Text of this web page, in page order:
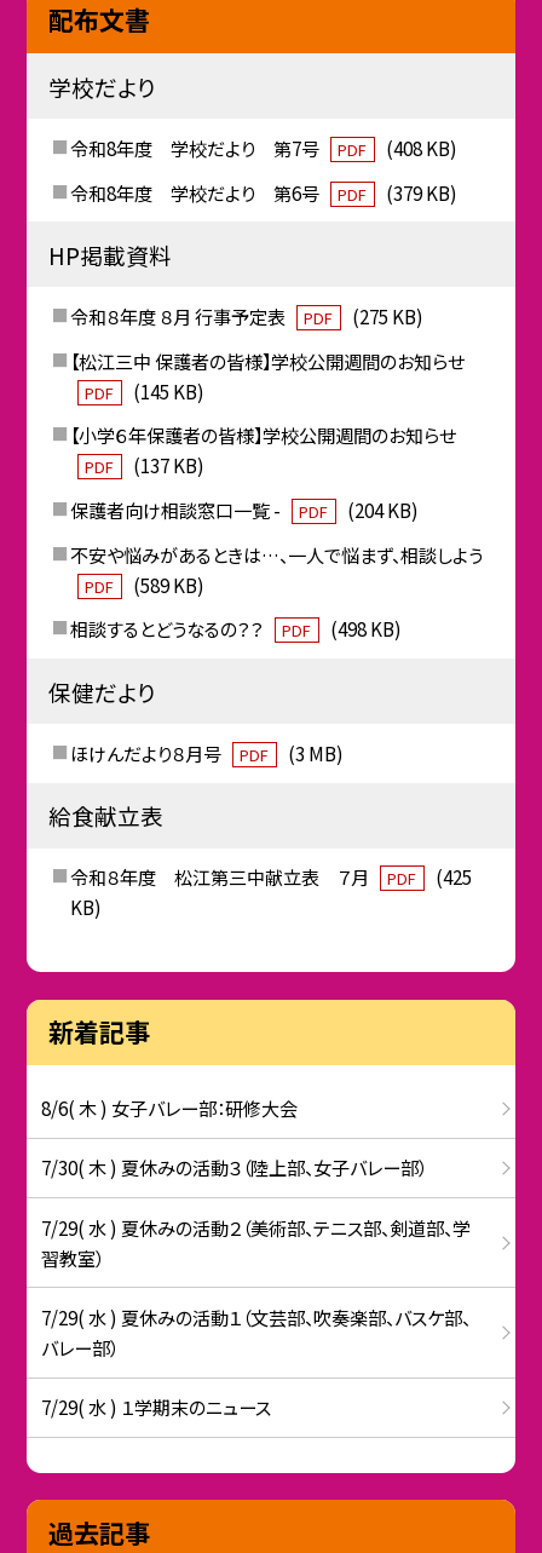
配布文書
学校だより
令和8年度 学校だより 第7号 PDF
(408 KB)
令和8年度 学校だより 第6号
PDF (379 KB)
HP掲載資料
令和８年度 ８月 行事予定表 PDF
(275 KB)
【松江三中 保護者の皆様】学校公開週間のお知らせ
PDF
(145 KB)
【小学６年保護者の皆様】学校公開週間のお知らせ
PDF
(137 KB)
保護者向け相談窓口一覧 -
PDF
(204 KB)
不安や悩みがあるときは…、一人で悩まず、相談しよう
PDF
(589 KB)
相談するとどうなるの？？
PDF (498 KB)
保健だより
ほけんだより８月号 PDF (3 MB)
給食献立表
令和８年度 松江第三中献立表 ７月 PDF
(425
KB)
新着記事
8/6( 木 ) 女子バレー部：研修大会
7/30( 木 ) 夏休みの活動３（陸上部、女子バレー部）
7/29( 水 ) 夏休みの活動２（美術部、テニス部、剣道部、学
習教室）
7/29( 水 ) 夏休みの活動１（文芸部、吹奏楽部、バスケ部、
バレー部）
7/29( 水 ) １学期末のニュース
過去記事